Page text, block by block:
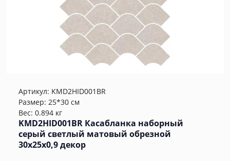
Артикул: KMD2HID001BR
Размер: 25*30 см
Вес: 0.894 кг
KMD2HID001BR Касабланка наборный
серый светлый матовый обрезной
30x25x0,9 декор